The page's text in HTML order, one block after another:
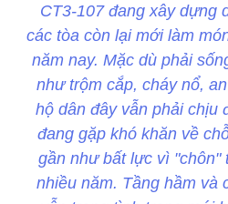
CT3-107 đang xây dựng
các tòa còn lại mới làm
năm nay. Mặc dù phải
như trộm cắp, cháy nổ,
hộ dân đây vẫn phải chịu
đang gặp khó khăn về
gần như bất lực vì "chôn"
nhiều năm. Tầng hầm và